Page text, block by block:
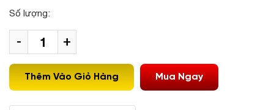
Số lượng:
- +
Thêm Vào Giỏ Hàng Mua Ngay